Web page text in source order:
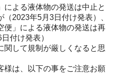
による液体物の発送は中止と
2023年5月3日付け発表）、
便」による液体物の発送は再
付け発表）
関して規制が厳しくなると思
様は、以下の事をご注意お願